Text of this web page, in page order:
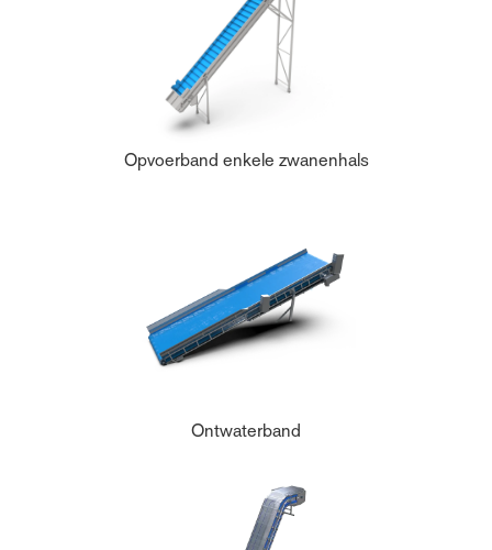
Opvoerband enkele zwanenhals
Ontwaterband